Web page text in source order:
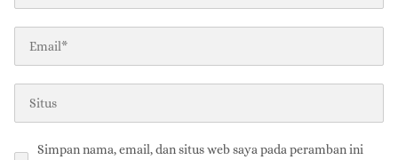
Simpan nama, email, dan situs web saya pada peramban ini